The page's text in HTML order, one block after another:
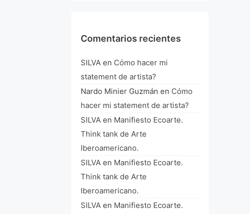
Comentarios recientes
SILVA en Cómo hacer mi
statement de artista?
Nardo Minier Guzmán en Cómo
hacer mi statement de artista?
SILVA en Manifiesto Ecoarte.
Think tank de Arte
Iberoamericano.
SILVA en Manifiesto Ecoarte.
Think tank de Arte
Iberoamericano.
SILVA en Manifiesto Ecoarte.